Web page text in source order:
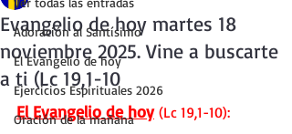
Adoración al Santísimo
El Evangelio de hoy
Ejercicios Espirituales 2026
Oración de la mañana
Evangelio de hoy martes 18
noviembre 2025. Vine a buscarte
a ti (Lc 19,1-10
El Evangelio de hoy (Lc 19,1-10):